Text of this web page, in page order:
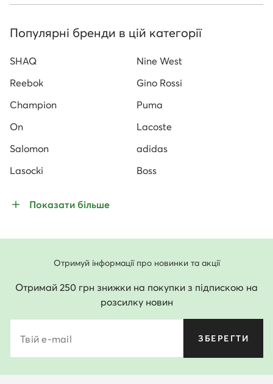
Популярні бренди в цій категорії
SHAQ
Nine West
Reebok
Gino Rossi
Champion
Puma
On
Lacoste
Salomon
adidas
Lasocki
Boss
Показати більше
Отримуй інформації про новинки та акції
Отримай 250 грн знижки на покупки з підпискою на
розсилку новин
Твій e-mail ЗБЕРЕГТИ